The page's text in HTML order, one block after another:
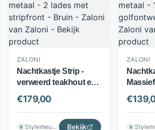
ZALONI
Nachtkastje Strip -
verweerd teakhout en
metaal - 2 lades met
stripfront - Bruin -
Zaloni
€179,00
S Stylemeubels Bekijk
ZALONI
metaal
Zaloni
€
S